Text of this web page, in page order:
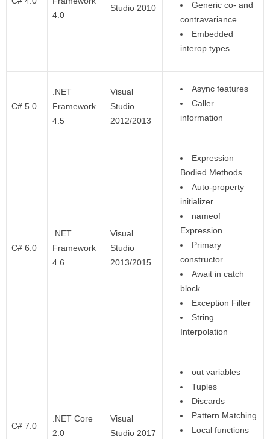
4.0
Studio 2010
Generic co- and
contravariance
Embedded
interop types
C# 5.0
.NET
Framework
4.5
Visual
Studio
2012/2013
Async features
Caller
information
C# 6.0
.NET
Framework
4.6
Visual
Studio
2013/2015
Expression
Bodied Methods
Auto-property
initializer
nameof
Expression
Primary
constructor
Await in catch
block
Exception Filter
String
Interpolation
C# 7.0
.NET Core
2.0
Visual
Studio 2017
out variables
Tuples
Discards
Pattern Matching
Local functions